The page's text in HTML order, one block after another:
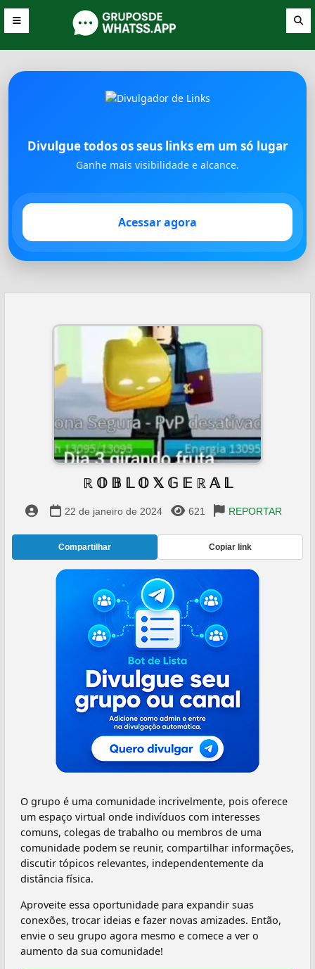
Divulgue todos os seus links em um só lugar
Ganhe mais visibilidade e alcance.
Acessar agora
️ ℝ 𝕆 𝔹 𝕃 𝕆 𝕏 𝔾 𝔼 ℝ 𝔸 𝕃 ️
22 de janeiro de 2024 621 REPORTAR
Compartilhar Copiar link
O grupo é uma comunidade incrivelmente, pois oferece
um espaço virtual onde indivíduos com interesses
comuns, colegas de trabalho ou membros de uma
comunidade podem se reunir, compartilhar informações,
discutir tópicos relevantes, independentemente da
distância física.
Aproveite essa oportunidade para expandir suas
conexões, trocar ideias e fazer novas amizades. Então,
envie o seu grupo agora mesmo e comece a ver o
aumento da sua comunidade!